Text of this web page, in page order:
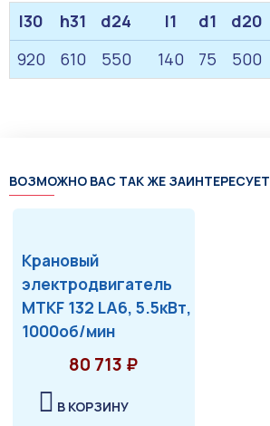
l30 h31 d24 l1 d1 d20
920
610 550 140 75 500
ВОЗМОЖНО ВАС ТАК ЖЕ ЗАИНТЕРЕСУЕТ
Крановый
электродвигатель
MTKF 132 LA6, 5.5кВт,
1000об/мин
80 713 ₽
В КОРЗИНУ